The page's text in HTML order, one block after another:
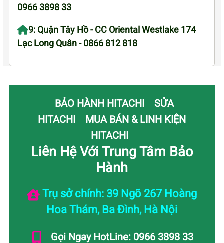
0966 3898 33
9: Quận Tây Hồ - CC Oriental Westlake 174
Lạc Long Quân - 0866 812 818
BẢO HÀNH HITACHI
SỬA
HITACHI
MUA BÁN & LINH KIỆN
HITACHI
Liên Hệ Với Trung Tâm Bảo
Hành
Trụ sở chính: 39 Ngõ 267 Hoàng
Hoa Thám, Ba Đình, Hà Nội
Gọi Ngay HotLine: 0966 3898 33